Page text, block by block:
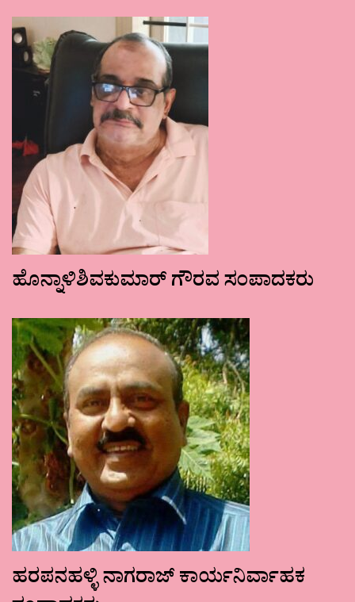
ಹೊನ್ನಾಳಿಶಿವಕುಮಾರ್ ಗೌರವ ಸಂಪಾದಕರು
ಹರಪನಹಳ್ಳಿ ನಾಗರಾಜ್ ಕಾರ್ಯನಿರ್ವಾಹಕ